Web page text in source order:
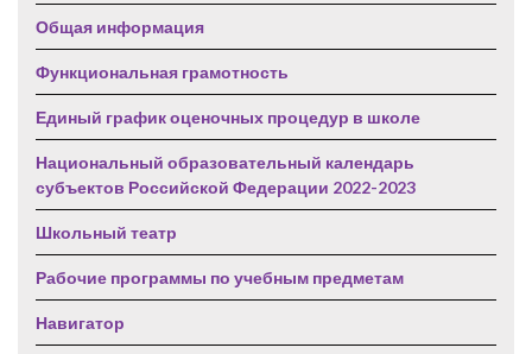
Общая информация
Функциональная грамотность
Единый график оценочных процедур в школе
Национальный образовательный календарь
субъектов Российской Федерации 2022-2023
Школьный театр
Рабочие программы по учебным предметам
Навигатор